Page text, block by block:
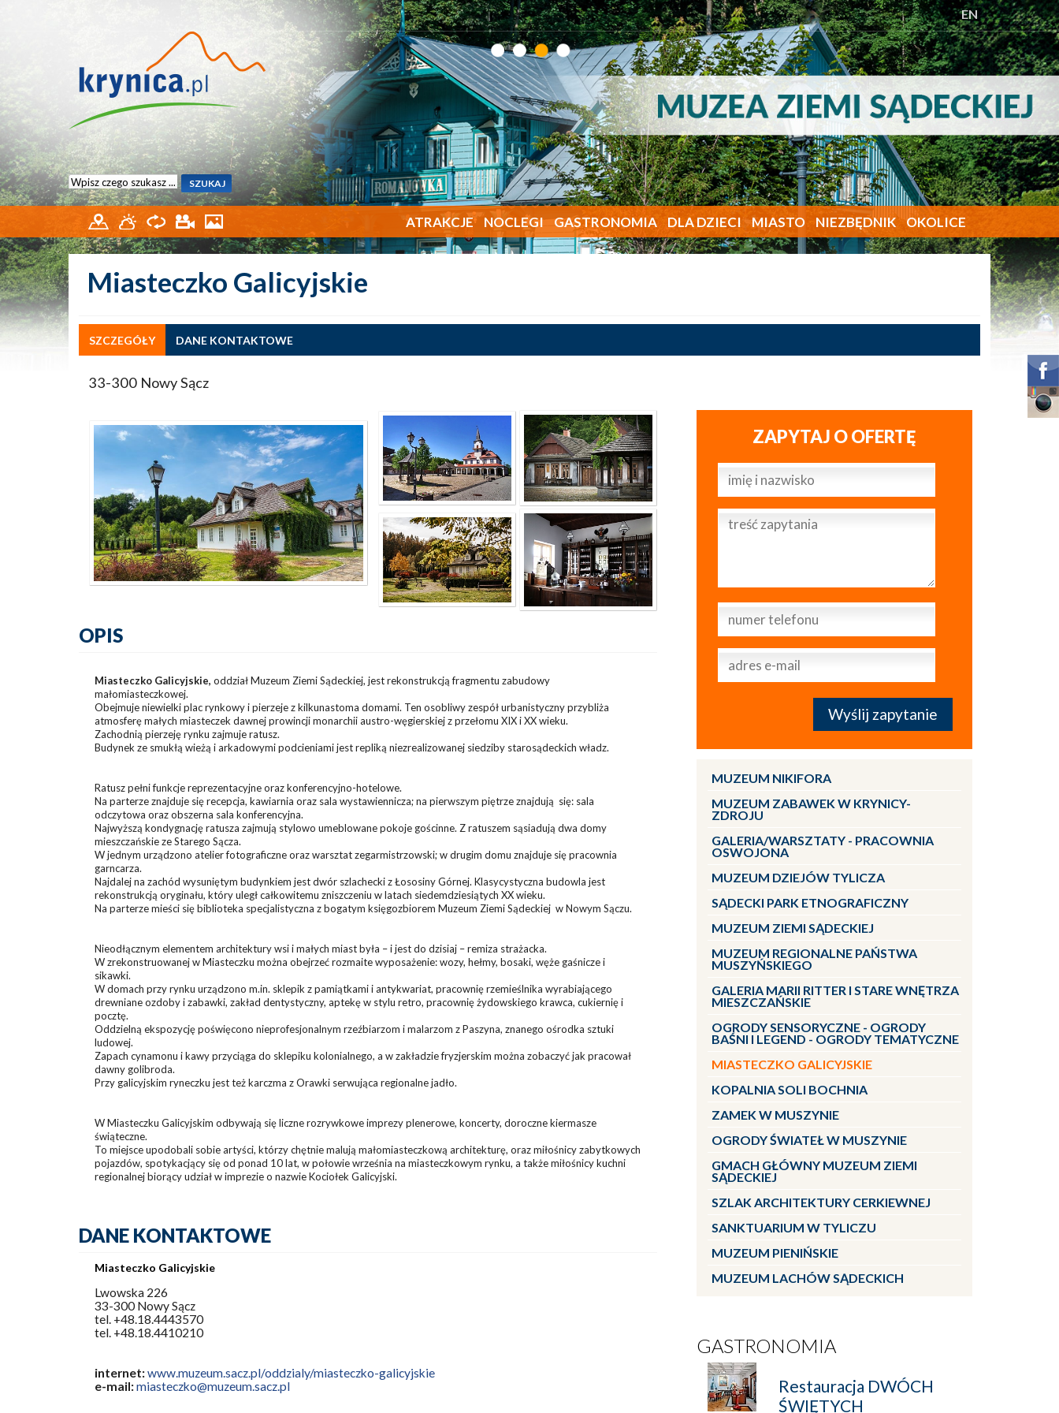
EN
ATRAKCJE NOCLEGI GASTRONOMIA DLA DZIECI MIASTO NIEZBĘDNIK OKOLICE
Miasteczko Galicyjskie
SZCZEGÓŁY DANE KONTAKTOWE
33-300 Nowy Sącz
OPIS
Miasteczko Galicyjskie, oddział Muzeum Ziemi Sądeckiej, jest rekonstrukcją fragmentu zabudowy
małomiasteczkowej.
Obejmuje niewielki plac rynkowy i pierzeje z kilkunastoma domami. Ten osobliwy zespół urbanistyczny przybliża
atmosferę małych miasteczek dawnej prowincji monarchii austro-węgierskiej z przełomu XIX i XX wieku.
Zachodnią pierzeję rynku zajmuje ratusz.
Budynek ze smukłą wieżą i arkadowymi podcieniami jest repliką niezrealizowanej siedziby starosądeckich władz.
Ratusz pełni funkcje reprezentacyjne oraz konferencyjno-hotelowe.
Na parterze znajduje się recepcja, kawiarnia oraz sala wystawiennicza; na pierwszym piętrze znajdują się: sala
odczytowa oraz obszerna sala konferencyjna.
Najwyższą kondygnację ratusza zajmują stylowo umeblowane pokoje gościnne. Z ratuszem sąsiadują dwa domy
mieszczańskie ze Starego Sącza.
W jednym urządzono atelier fotograficzne oraz warsztat zegarmistrzowski; w drugim domu znajduje się pracownia
garncarza.
Najdalej na zachód wysuniętym budynkiem jest dwór szlachecki z Łososiny Górnej. Klasycystyczna budowla jest
rekonstrukcją oryginału, który uległ całkowitemu zniszczeniu w latach siedemdziesiątych XX wieku.
Na parterze mieści się biblioteka specjalistyczna z bogatym księgozbiorem Muzeum Ziemi Sądeckiej w Nowym Sączu.
Nieodłącznym elementem architektury wsi i małych miast była – i jest do dzisiaj – remiza strażacka.
W zrekonstruowanej w Miasteczku można obejrzeć rozmaite wyposażenie: wozy, hełmy, bosaki, węże gaśnicze i
sikawki.
W domach przy rynku urządzono m.in. sklepik z pamiątkami i antykwariat, pracownię rzemieślnika wyrabiającego
drewniane ozdoby i zabawki, zakład dentystyczny, aptekę w stylu retro, pracownię żydowskiego krawca, cukiernię i
pocztę.
Oddzielną ekspozycję poświęcono nieprofesjonalnym rzeźbiarzom i malarzom z Paszyna, znanego ośrodka sztuki
ludowej.
Zapach cynamonu i kawy przyciąga do sklepiku kolonialnego, a w zakładzie fryzjerskim można zobaczyć jak pracował
dawny golibroda.
Przy galicyjskim ryneczku jest też karczma z Orawki serwująca regionalne jadło.
W Miasteczku Galicyjskim odbywają się liczne rozrywkowe imprezy plenerowe, koncerty, doroczne kiermasze
świąteczne.
To miejsce upodobali sobie artyści, którzy chętnie malują małomiasteczkową architekturę, oraz miłośnicy zabytkowych
pojazdów, spotykacjący się od ponad 10 lat, w połowie września na miasteczkowym rynku, a także miłośnicy kuchni
regionalnej biorący udział w imprezie o nazwie Kociołek Galicyjski.
DANE KONTAKTOWE
Miasteczko Galicyjskie
Lwowska 226
33-300 Nowy Sącz
tel. +48.18.4443570
tel. +48.18.4410210
internet:www.muzeum.sacz.pl/oddzialy/miasteczko-galicyjskie
e-mail:miasteczko@muzeum.sacz.pl
ZAPYTAJ O OFERTĘ
MUZEUM NIKIFORA
MUZEUM ZABAWEK W KRYNICY-
ZDROJU
GALERIA/WARSZTATY - PRACOWNIA
OSWOJONA
MUZEUM DZIEJÓW TYLICZA
SĄDECKI PARK ETNOGRAFICZNY
MUZEUM ZIEMI SĄDECKIEJ
MUZEUM REGIONALNE PAŃSTWA
MUSZYŃSKIEGO
GALERIA MARII RITTER I STARE WNĘTRZA
MIESZCZAŃSKIE
OGRODY SENSORYCZNE - OGRODY
BAŚNI I LEGEND - OGRODY TEMATYCZNE
MIASTECZKO GALICYJSKIE
KOPALNIA SOLI BOCHNIA
ZAMEK W MUSZYNIE
OGRODY ŚWIATEŁ W MUSZYNIE
GMACH GŁÓWNY MUZEUM ZIEMI
SĄDECKIEJ
SZLAK ARCHITEKTURY CERKIEWNEJ
SANKTUARIUM W TYLICZU
MUZEUM PIENIŃSKIE
MUZEUM LACHÓW SĄDECKICH
GASTRONOMIA
Restauracja DWÓCH
ŚWIĘTYCH